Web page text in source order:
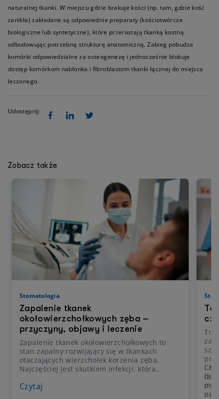
naturalnej tkanki. W miejscu gdzie brakuje kości (np. tam, gdzie kość
zanikła) zakładane są odpowiednie preparaty (kościotwórcze
biologiczne lub syntetyczne), które przerastają tkanką kostną
odbudowując potrzebną strukturę anatomiczną. Zabieg pobudza
komórki odpowiedzialne za osteogenezę i jednocześnie blokuje
dostęp komórkom nabłonka i fibroblastom tkanki łącznej do miejsca
leczonego.
Udostępnij:
Zobacz także
Stomatologia
Zapalenie tkanek
okołowierzchołkowych zęba –
przyczyny, objawy i leczenie
Zapalenie tkanek okołowierzchołkowych to
stan zapalny rozwijający się w tkankach
otaczających wierzchołek korzenia zęba.
Najczęściej jest skutkiem infekcji, która
przechodzi poza jego korzeń. Problem może
Czytaj
i
np.